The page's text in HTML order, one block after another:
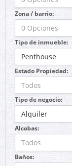
Zona / barrio:
0 Opciones
Tipo de inmueble:
Penthouse
Estado Propiedad:
Todos
Tipo de negocio:
Alquiler
Alcobas:
Todos
Baños: